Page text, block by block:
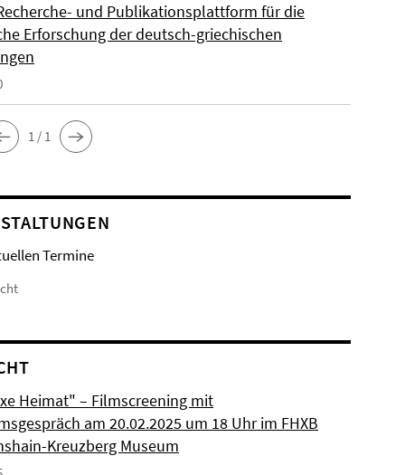
und Publikationsplattform für die
Erforschung der deutsch-griechischen
1 / 1
Termine
Heimat" – Filmscreening mit
am 20.02.2025 um 18 Uhr im FHXB
Kreuzberg Museum